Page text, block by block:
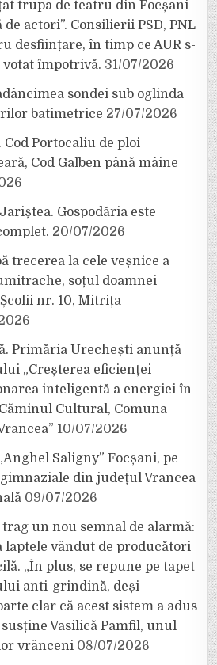
trupa de teatru din Focșani
actori”. Consilierii PSD, PNL
desființare, în timp ce AUR s-
votat împotrivă. 31/07/2026
sondei sub oglinda
batimetrice 27/07/2026
Cod Portocaliu de ploi
Cod Galben până mâine
Gospodăria este
20/07/2026
trecerea la cele veșnice a
soțul doamnei
nr. 10, Mitrița
Primăria Urechești anunță
„Creșterea eficienței
inteligentă a energiei în
Cultural, Comuna
10/07/2026
Saligny” Focșani, pe
din județul Vrancea
09/07/2026
un nou semnal de alarmă:
vândut de producători
„În plus, se repune pe tapet
anti-grindină, deși
clar că acest sistem a adus
Vasilică Pamfil, unul
vrânceni 08/07/2026